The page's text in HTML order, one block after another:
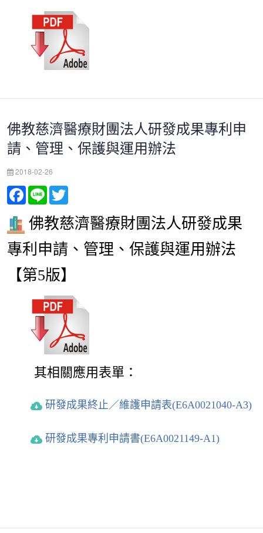
佛教慈濟醫療財團法人研發成果專利申
請、管理、保護與運用辦法
2018-02-26
Facebook
Line
佛教慈濟醫療財團法人研發成果
專利申請、管理、保護與運用辦法
【第5版】
其相關應用表單：
研發成果終止／維護申請表(E6A0021040-A3)
研發成果專利申請書(E6A0021149-A1)